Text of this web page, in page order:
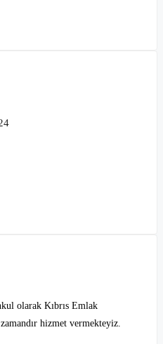
olarak Kıbrıs Emlak
hizmet vermekteyiz.